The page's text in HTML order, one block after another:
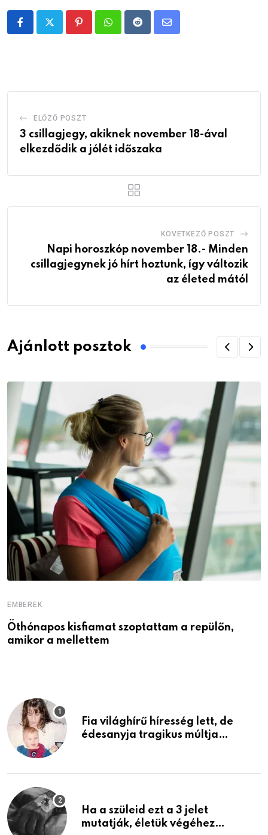
PinterestWhatsappRedditShare
ELŐZŐ POSZT
3 csillagjegy, akiknek november 18-ával
elkezdődik a jólét időszaka
KÖVETKEZŐ POSZT
Napi horoszkóp november 18.- Minden
csillagjegynek jó hírt hoztunk, így változik
az életed mától
Ajánlott posztok
EMBEREK
Öthónapos kisfiamat szoptattam a repülőn,
amikor a mellettem
Fia világhírű híresség lett, de
édesanyja tragikus múltja
Ha a szüleid ezt a 3 jelet
mutatják, életük végéhez